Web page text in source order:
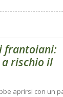
frantoiani:
rischio il
aprirsi con un